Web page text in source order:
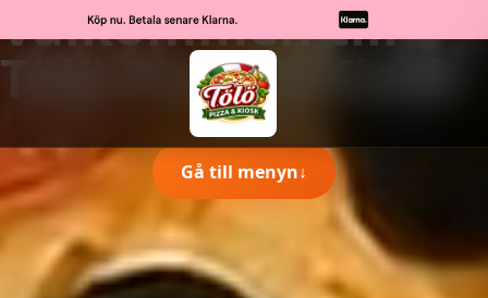
Välkommen till
Tölö Pizza & Kiosk
Gå till menyn↓